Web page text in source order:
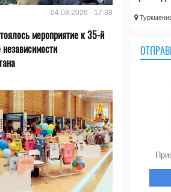
04.08.2026 - 17:38
мероприятие к 35-й